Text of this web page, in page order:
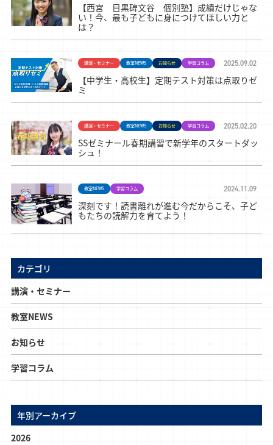
【西宮 目黒碑文谷 個別塾】成績だけじゃな
い！今、最も子どもに身につけてほしい力と
は？
講演・セミナー 教室NEWS お知らせ 学習コラム 2025.09.02
【中学生・高校生】定期テスト対策は点取りゼ
ミ
講演・セミナー 教室NEWS お知らせ 学習コラム 2025.02.20
SSゼミナール春期講習で新学年のスタートダッ
シュ！
教室NEWS 学習コラム 2024.11.09
深刻です！読書離れが進む今だからこそ、子ど
もたちの読解力を育てよう！
カテゴリ
講演・セミナー
教室NEWS
お知らせ
学習コラム
年別アーカイブ
2026